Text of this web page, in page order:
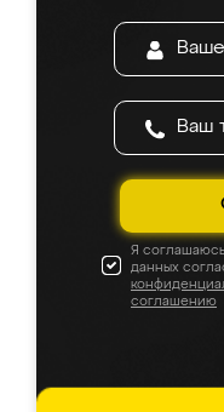
Я
данных
соглашению